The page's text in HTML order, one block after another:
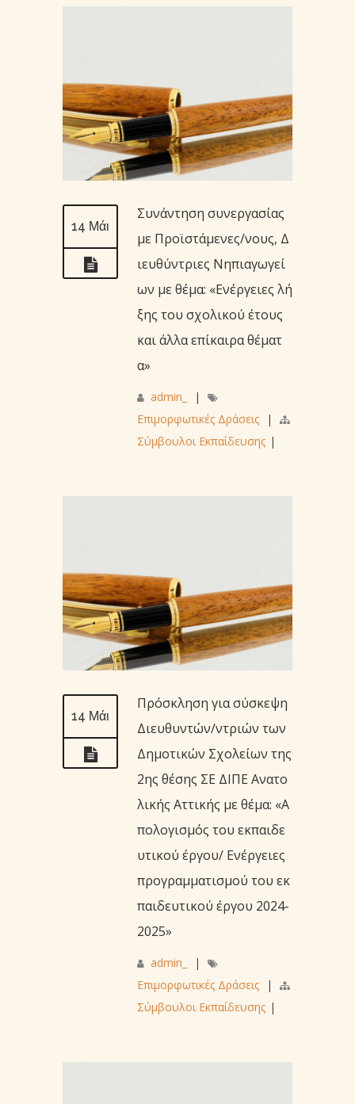
14 Μάι
Συνάντηση συνεργασίας
με Προϊστάμενες/νους, Δ
ιευθύντριες Νηπιαγωγεί
ων με θέμα: «Ενέργειες λή
ξης του σχολικού έτους
και άλλα επίκαιρα θέματ
α»
admin_
|
Επιμορφωτικές Δράσεις
|
Σύμβουλοι Εκπαίδευσης |
14 Μάι
Πρόσκληση για σύσκεψη
Διευθυντών/ντριών των
Δημοτικών Σχολείων της
2ης θέσης ΣΕ ΔΙΠΕ Ανατο
λικής Αττικής με θέμα: «Α
πολογισμός του εκπαιδε
υτικού έργου/ Ενέργειες
προγραμματισμού του εκ
παιδευτικού έργου 2024-
2025»
admin_
|
Επιμορφωτικές Δράσεις
|
Σύμβουλοι Εκπαίδευσης |